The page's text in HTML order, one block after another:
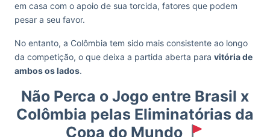
em casa com o apoio de sua torcida, fatores que podem
pesar a seu favor.
No entanto, a Colômbia tem sido mais consistente ao longo
da competição, o que deixa a partida aberta para vitória de
ambos os lados.
Não Perca o Jogo entre Brasil x
Colômbia pelas Eliminatórias da
Copa do Mundo